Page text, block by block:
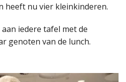
heeft nu vier kleinkinderen.
iedere tafel met de
genoten van de lunch.